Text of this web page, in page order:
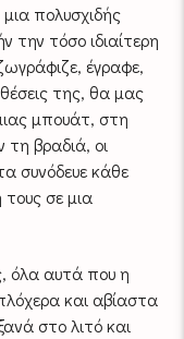
πολυσχιδής
την τόσο ιδιαίτερη
έγραφε,
της, θα μας
μπουάτ, στη
βραδιά, οι
συνόδευε κάθε
σε μια
όλα αυτά που η
και αβίαστα
στο λιτό και